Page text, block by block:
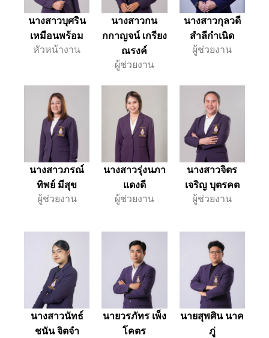
นางสาวบุศริน
เหมือนพร้อม
หัวหน้างาน
นางสาวกน
กกาญจน์ เกรียง
ณรงค์
ผู้ช่วยงาน
นางสาวกุลวดี
สำลีกำเนิด
ผู้ช่วยงาน
นางสาวภรณ์
ทิพย์ มีสุข
ผู้ช่วยงาน
นางสาวรุ่งนภา
แดงดี
ผู้ช่วยงาน
นางสาวจิตร
เจริญ บุตรคต
ผู้ช่วยงาน
นางสาวนัทธ์
ชนัน จิตจำ
นายวรภัทร เพ็ง
โคตร
นายสุพศิน นาค
ภู่